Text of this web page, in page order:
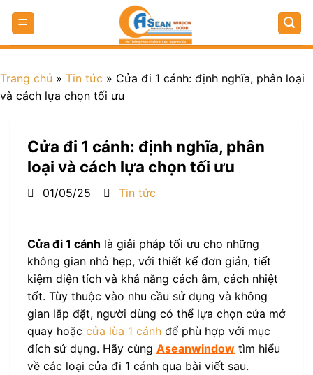
Trang chủ » Tin tức » Cửa đi 1 cánh: định nghĩa, phân loại
và cách lựa chọn tối ưu
Cửa đi 1 cánh: định nghĩa, phân
loại và cách lựa chọn tối ưu
01/05/25 Tin tức
Cửa đi 1 cánh là giải pháp tối ưu cho những
không gian nhỏ hẹp, với thiết kế đơn giản, tiết
kiệm diện tích và khả năng cách âm, cách nhiệt
tốt. Tùy thuộc vào nhu cầu sử dụng và không
gian lắp đặt, người dùng có thể lựa chọn cửa mở
quay hoặc cửa lùa 1 cánh để phù hợp với mục
đích sử dụng. Hãy cùng Aseanwindow tìm hiểu
về các loại cửa đi 1 cánh qua bài viết sau.